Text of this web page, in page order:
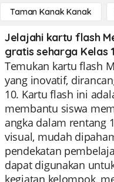
Taman Kanak Kanak
Jelajahi kartu flash
gratis seharga Kelas
Temukan kartu flash
yang inovatif,
10. Kartu flash ini
membantu siswa
angka dalam rentang
visual, mudah
pendekatan
dapat digunakan
kegiatan kelompok,